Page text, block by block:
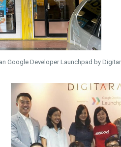
Google Developer Launchpad by